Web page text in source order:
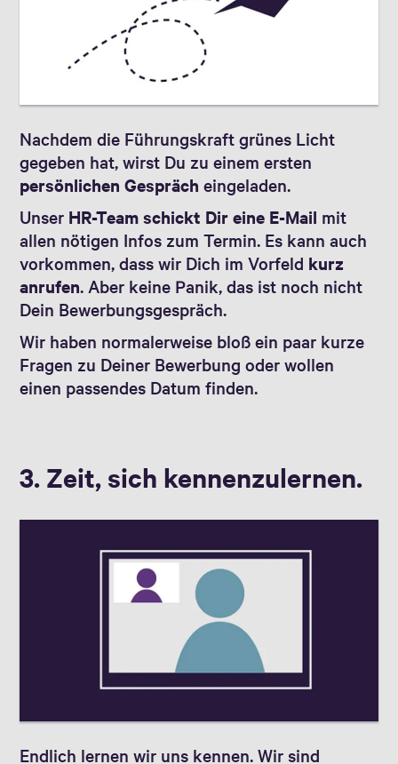
Nachdem die Führungskraft grünes Licht
gegeben hat, wirst Du zu einem ersten
persönlichen Gespräch eingeladen.
Unser HR-Team schickt Dir eine E-Mail mit
allen nötigen Infos zum Termin. Es kann auch
vorkommen, dass wir Dich im Vorfeld kurz
anrufen. Aber keine Panik, das ist noch nicht
Dein Bewerbungsgespräch.
Wir haben normalerweise bloß ein paar kurze
Fragen zu Deiner Bewerbung oder wollen
einen passendes Datum finden.
3. Zeit, sich kennenzulernen.
Endlich lernen wir uns kennen. Wir sind